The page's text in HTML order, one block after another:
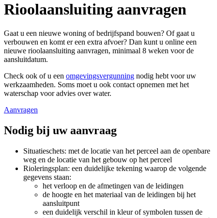
Rioolaansluiting aanvragen
Gaat u een nieuwe woning of bedrijfspand bouwen? Of gaat u
verbouwen en komt er een extra afvoer? Dan kunt u online een
nieuwe rioolaansluiting aanvragen, minimaal 8 weken voor de
aansluitdatum.
Check ook of u een omgevingsvergunning nodig hebt voor uw
werkzaamheden. Soms moet u ook contact opnemen met het
waterschap voor advies over water.
Aanvragen
Nodig bij uw aanvraag
Situatieschets: met de locatie van het perceel aan de openbare
weg en de locatie van het gebouw op het perceel
Rioleringsplan: een duidelijke tekening waarop de volgende
gegevens staan:
het verloop en de afmetingen van de leidingen
de hoogte en het materiaal van de leidingen bij het
aansluitpunt
een duidelijk verschil in kleur of symbolen tussen de